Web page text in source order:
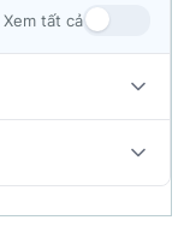
Xem tất cả